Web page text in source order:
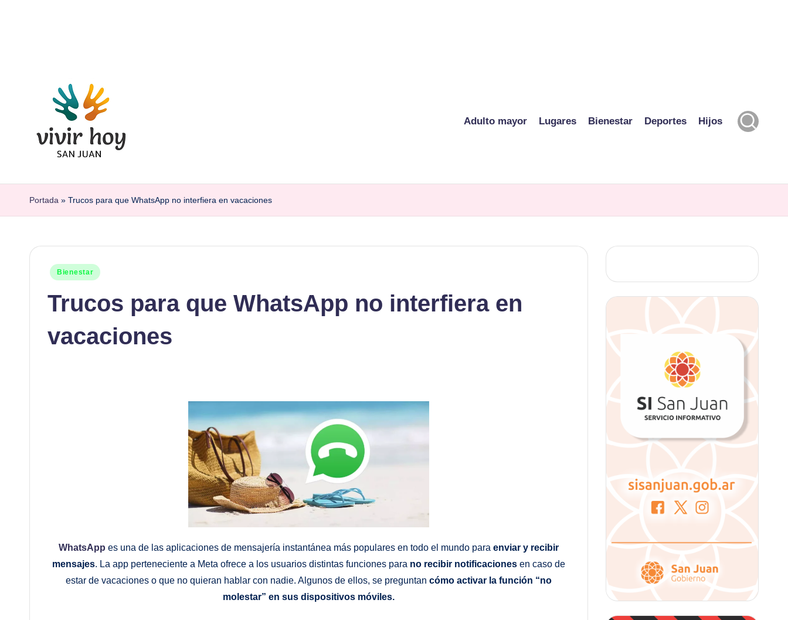
Saltar
Adulto mayor Lugares Bienestar Deportes Hijos
Portada » Trucos para que WhatsApp no interfiera en vacaciones
Publicado
Bienestar
Trucos para que WhatsApp no interfiera en
vacaciones
WhatsApp es una de las aplicaciones de mensajería instantánea más populares en todo el mundo para enviar y recibir
mensajes. La app perteneciente a Meta ofrece a los usuarios distintas funciones para no recibir notificaciones en caso de
estar de vacaciones o que no quieran hablar con nadie. Algunos de ellos, se preguntan cómo activar la función “no
molestar” en sus dispositivos móviles.